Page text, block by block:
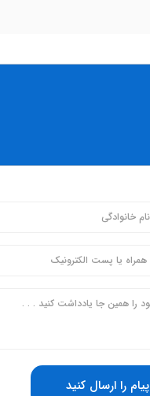
پیام را ارسال کنید